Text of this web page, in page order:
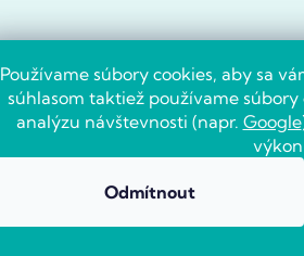
Používame súbory cookies, aby sa
súhlasom taktiež používame
analýzu návštevnosti (napr. Google
Odmítnout